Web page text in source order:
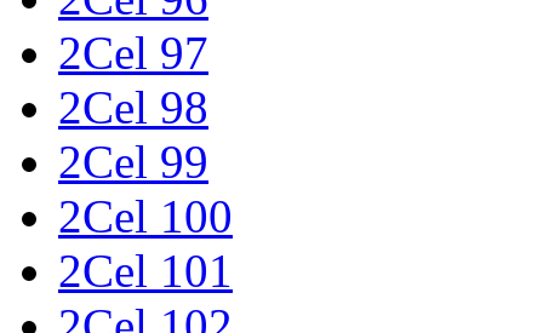
2Cel 97
2Cel 98
2Cel 99
2Cel 100
2Cel 101